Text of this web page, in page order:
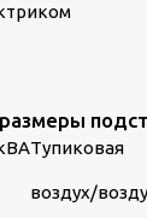
Тупиковая
воздух/